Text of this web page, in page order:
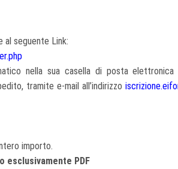
al seguente Link:
nella sua casella di posta elettronica
tramite e-mail all’indirizzo
importo.
esclusivamente PDF